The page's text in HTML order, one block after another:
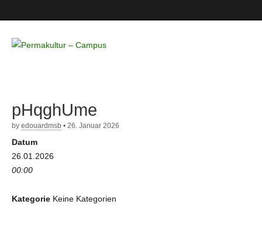
– Campus
pHqghUme
by edouardmsb • 26. Januar 2026
Datum
26.01.2026
00:00
Kategorie Keine Kategorien